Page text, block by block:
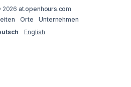
2026 at.openhours.com
Orte
Unternehmen
English